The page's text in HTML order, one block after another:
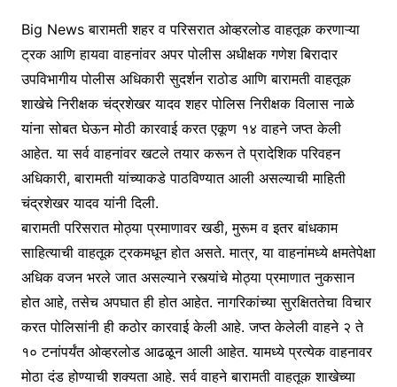
Big News बारामती शहर व परिसरात ओव्हरलोड वाहतूक करणाऱ्या
ट्रक आणि हायवा वाहनांवर अपर पोलीस अधीक्षक गणेश बिरादार
उपविभागीय पोलीस अधिकारी सुदर्शन राठोड आणि बारामती वाहतूक
शाखेचे निरीक्षक चंद्रशेखर यादव शहर पोलिस निरीक्षक विलास नाळे
यांना सोबत घेऊन मोठी कारवाई करत एकूण १४ वाहने जप्त केली
आहेत. या सर्व वाहनांवर खटले तयार करून ते प्रादेशिक परिवहन
अधिकारी, बारामती यांच्याकडे पाठविण्यात आली असल्याची माहिती
चंद्रशेखर यादव यांनी दिली.
बारामती परिसरात मोठ्या प्रमाणावर खडी, मुरूम व इतर बांधकाम
साहित्याची वाहतूक ट्रकमधून होत असते. मात्र, या वाहनांमध्ये क्षमतेपेक्षा
अधिक वजन भरले जात असल्याने रस्त्यांचे मोठ्या प्रमाणात नुकसान
होत आहे, तसेच अपघात ही होत आहेत. नागरिकांच्या सुरक्षिततेचा विचार
करत पोलिसांनी ही कठोर कारवाई केली आहे. जप्त केलेली वाहने २ ते
१० टनांपर्यंत ओव्हरलोड आढळून आली आहेत. यामध्ये प्रत्येक वाहनावर
मोठा दंड होण्याची शक्यता आहे. सर्व वाहने बारामती वाहतूक शाखेच्या